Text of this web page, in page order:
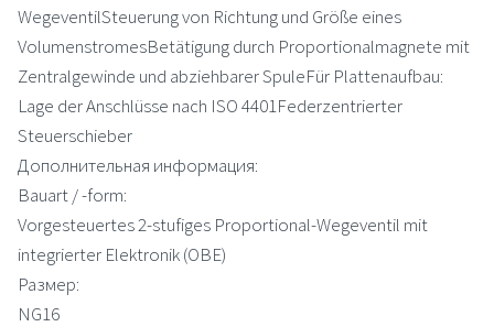
WegeventilSteuerung von Richtung und Größe eines
VolumenstromesBetätigung durch Proportionalmagnete mit
Zentralgewinde und abziehbarer SpuleFür Plattenaufbau:
Lage der Anschlüsse nach ISO 4401Federzentrierter
Steuerschieber
Дополнительная информация:
Bauart / -form:
Vorgesteuertes 2-stufiges Proportional-Wegeventil mit
integrierter Elektronik (OBE)
Размер:
NG16